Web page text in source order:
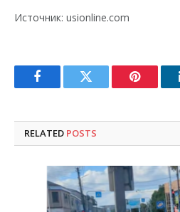
Источник: usionline.com
FacebookTwitter Pinterest
RELATED POSTS